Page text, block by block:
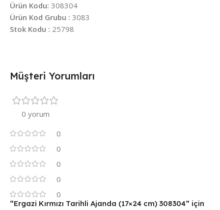
Ürün Kodu: 308304
Ürün Kod Grubu : 3083
Stok Kodu : 25798
Müşteri Yorumları
0 yorum
0
0
0
0
0
“Ergazi Kırmızı Tarihli Ajanda (17×24 cm) 308304” için